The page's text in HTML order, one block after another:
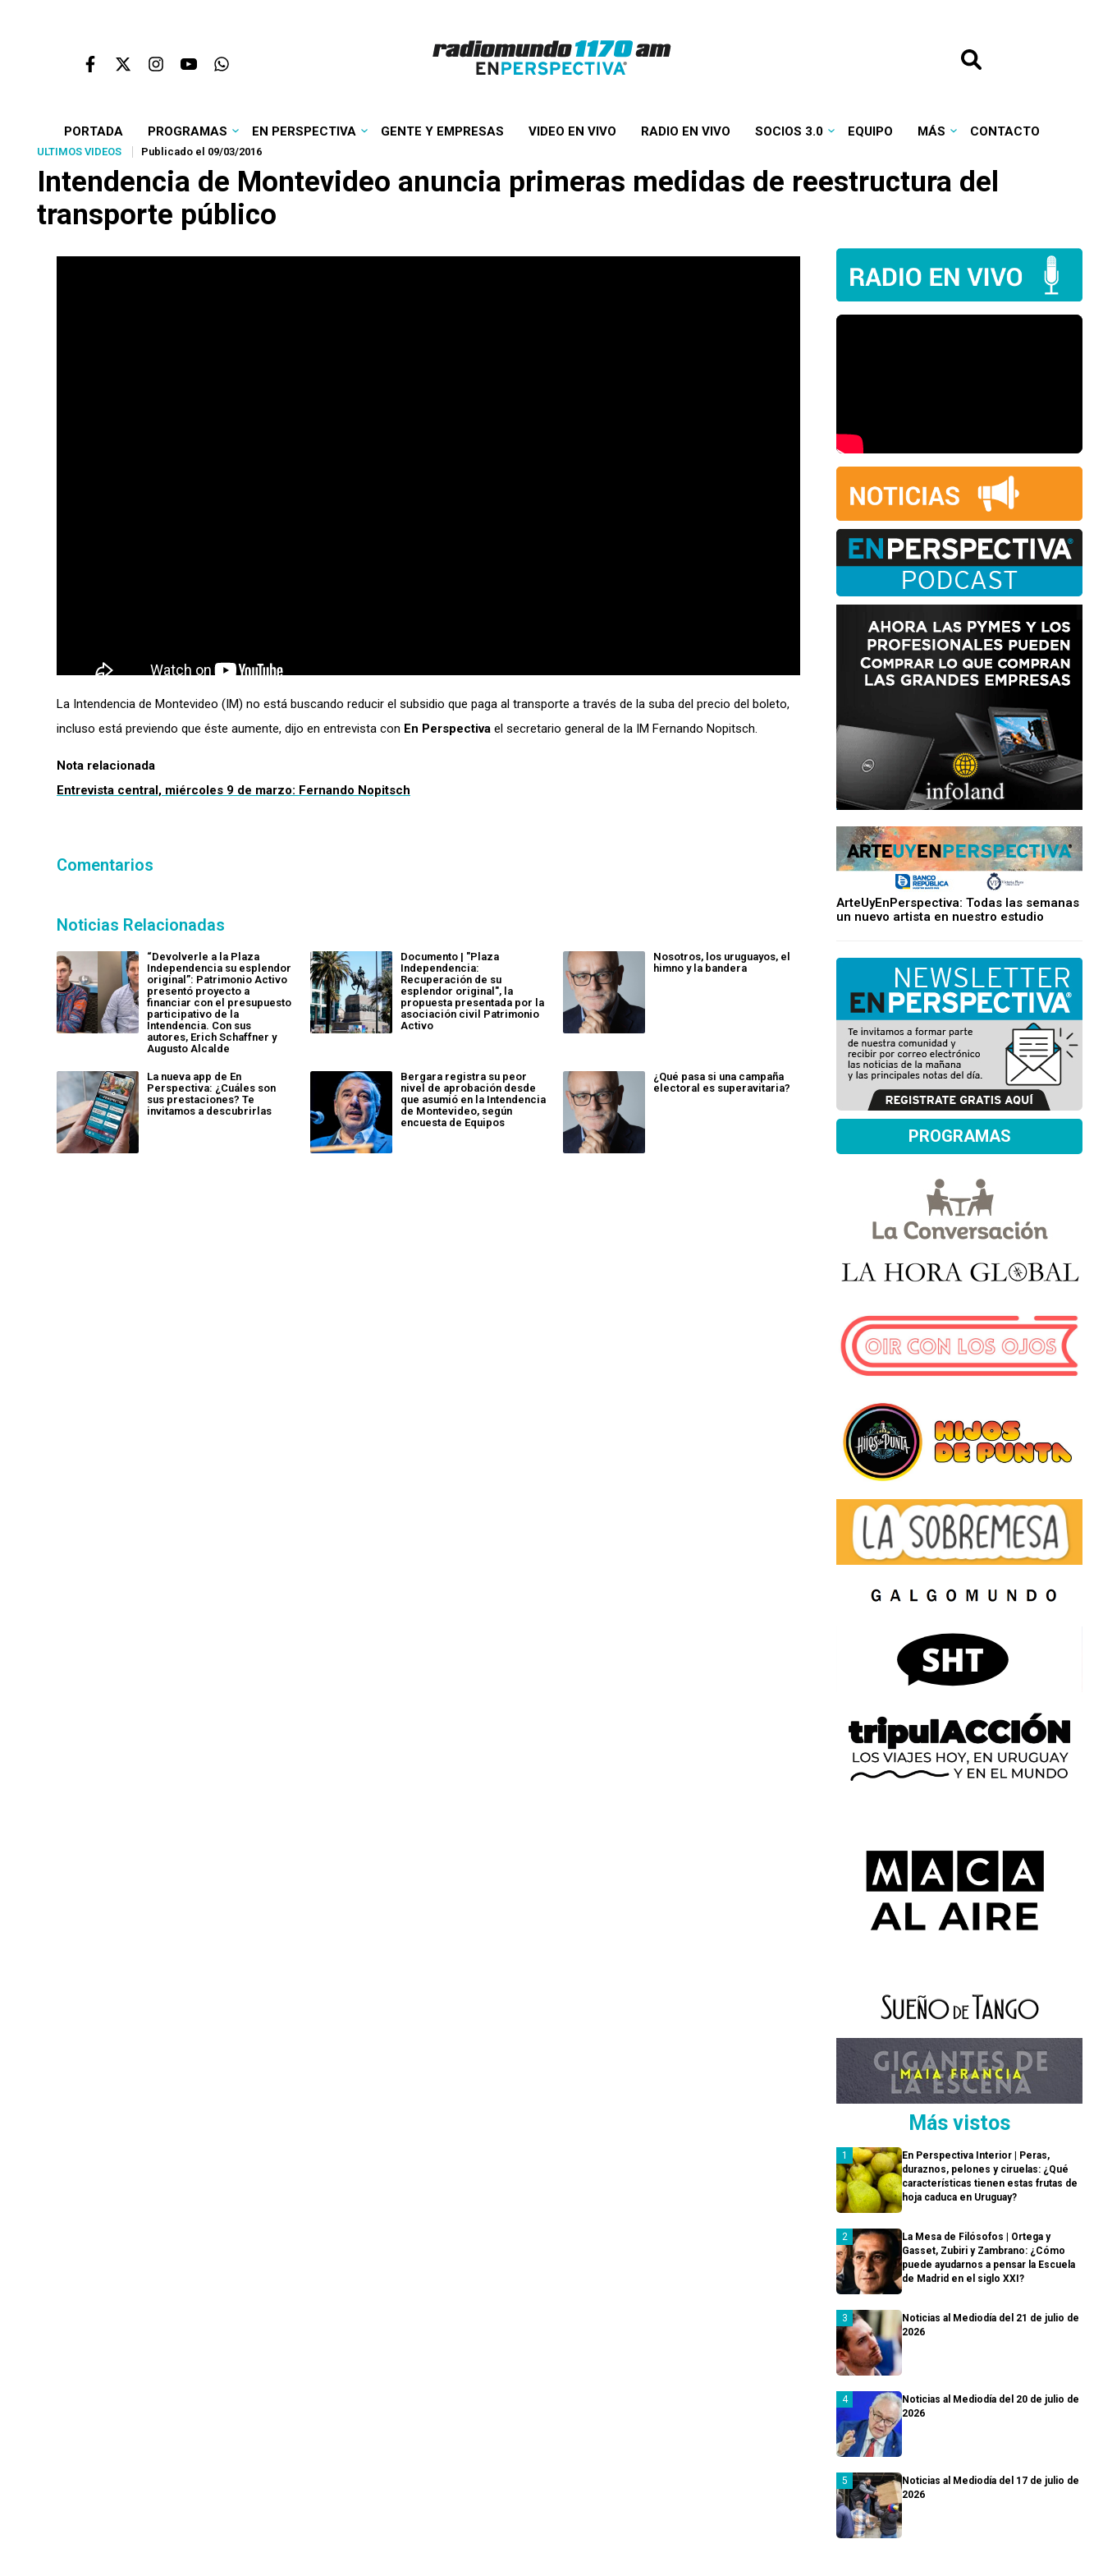
PORTADA PROGRAMAS EN PERSPECTIVA GENTE Y EMPRESAS VIDEO EN VIVO RADIO EN VIVO SOCIOS 3.0 EQUIPO MÁS CONTACTO
ULTIMOS VIDEOS Publicado el 09/03/2016
Intendencia de Montevideo anuncia primeras medidas de reestructura del
transporte público
La Intendencia de Montevideo (IM) no está buscando reducir el subsidio que paga al transporte a través de la suba del precio del boleto,
incluso está previendo que éste aumente, dijo en entrevista con En Perspectiva el secretario general de la IM Fernando Nopitsch.
Nota relacionada
Entrevista central, miércoles 9 de marzo: Fernando Nopitsch
Comentarios
Noticias Relacionadas
“Devolverle a la Plaza
Independencia su esplendor
original”: Patrimonio Activo
presentó proyecto a
financiar con el presupuesto
participativo de la
Intendencia. Con sus
autores, Erich Schaffner y
Augusto Alcalde
Documento | "Plaza
Independencia:
Recuperación de su
esplendor original", la
propuesta presentada por la
asociación civil Patrimonio
Activo
Nosotros, los uruguayos, el
himno y la bandera
La nueva app de En
Perspectiva: ¿Cuáles son
sus prestaciones? Te
invitamos a descubrirlas
Bergara registra su peor
nivel de aprobación desde
que asumió en la Intendencia
de Montevideo, según
encuesta de Equipos
¿Qué pasa si una campaña
electoral es superavitaria?
ArteUyEnPerspectiva: Todas las semanas
un nuevo artista en nuestro estudio
PROGRAMAS
Más vistos
En Perspectiva Interior | Peras,
duraznos, pelones y ciruelas: ¿Qué
características tienen estas frutas de
hoja caduca en Uruguay?
La Mesa de Filósofos | Ortega y
Gasset, Zubiri y Zambrano: ¿Cómo
puede ayudarnos a pensar la Escuela
de Madrid en el siglo XXI?
Noticias al Mediodía del 21 de julio de
2026
Noticias al Mediodía del 20 de julio de
2026
Noticias al Mediodía del 17 de julio de
2026